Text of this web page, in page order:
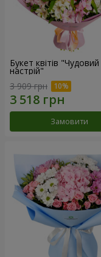
Букет квітів "Чудовий
настрій"
3 909 грн
Замовити